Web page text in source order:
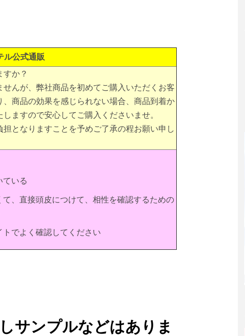
ル公式通販
すか？
んが、弊社商品を初めてご購入いただくお客
商品の効果を感じられない場合、商品到着か
ますので安心してご購入くださいませ。
となりますことを予めご了承の程お願い申し
ている
、直接頭皮につけて、相性を確認するための
でよく確認してください
サンプルなどはありま